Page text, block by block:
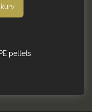
pellets